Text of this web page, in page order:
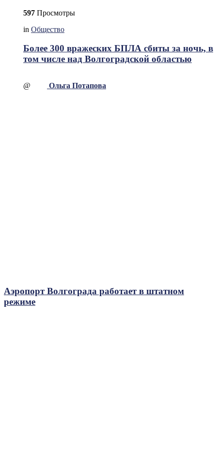
597 Просмотры
in Общество
Более 300 вражеских БПЛА сбиты за ночь, в
том числе над Волгоградской областью
@ Ольга Потапова
Аэропорт Волгограда работает в штатном
режиме